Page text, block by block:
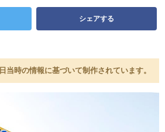
シェアする
当時の情報に基づいて制作されています。